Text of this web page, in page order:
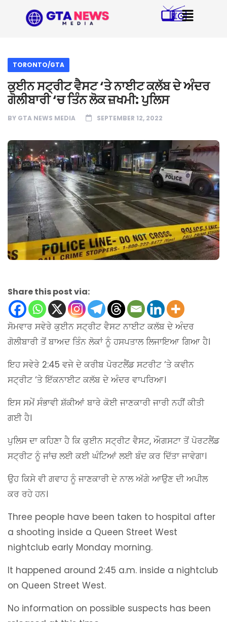
TORONTO/GTA
ਕੁਈਨ ਸਟ੍ਰੀਟ ਵੈਸਟ ‘ਤੇ ਨਾਈਟ ਕਲੱਬ ਦੇ ਅੰਦਰ
ਗੋਲੀਬਾਰੀ ‘ਚ ਤਿੰਨ ਲੋਕ ਜ਼ਖਮੀ: ਪੁਲਿਸ
BY GTA NEWS MEDIA SEPTEMBER 12, 2022
Share this post via:
ਸੋਮਵਾਰ ਸਵੇਰੇ ਕੁਈਨ ਸਟ੍ਰੀਟ ਵੈਸਟ ਨਾਈਟ ਕਲੱਬ ਦੇ ਅੰਦਰ
ਗੋਲੀਬਾਰੀ ਤੋਂ ਬਾਅਦ ਤਿੰਨ ਲੋਕਾਂ ਨੂੰ ਹਸਪਤਾਲ ਲਿਜਾਇਆ ਗਿਆ ਹੈ।
ਇਹ ਸਵੇਰੇ 2:45 ਵਜੇ ਦੇ ਕਰੀਬ ਪੋਰਟਲੈਂਡ ਸਟਰੀਟ ‘ਤੇ ਕਵੀਨ
ਸਟ੍ਰੀਟ ‘ਤੇ ਇੱਕਨਾਈਟ ਕਲੱਬ ਦੇ ਅੰਦਰ ਵਾਪਰਿਆ।
ਇਸ ਸਮੇਂ ਸੰਭਾਵੀ ਸ਼ੱਕੀਆਂ ਬਾਰੇ ਕੋਈ ਜਾਣਕਾਰੀ ਜਾਰੀ ਨਹੀਂ ਕੀਤੀ
ਗਈ ਹੈ।
ਪੁਲਿਸ ਦਾ ਕਹਿਣਾ ਹੈ ਕਿ ਕੁਈਨ ਸਟ੍ਰੀਟ ਵੈਸਟ, ਔਗਸਟਾ ਤੋਂ ਪੋਰਟਲੈਂਡ
ਸਟ੍ਰੀਟ ਨੂੰ ਜਾਂਚ ਲਈ ਕਈ ਘੰਟਿਆਂ ਲਈ ਬੰਦ ਕਰ ਦਿੱਤਾ ਜਾਵੇਗਾ।
ਉਹ ਕਿਸੇ ਵੀ ਗਵਾਹ ਨੂੰ ਜਾਣਕਾਰੀ ਦੇ ਨਾਲ ਅੱਗੇ ਆਉਣ ਦੀ ਅਪੀਲ
ਕਰ ਰਹੇ ਹਨ।
Three people have been taken to hospital after
a shooting inside a Queen Street West
nightclub early Monday morning.
It happened around 2:45 a.m. inside a nightclub
on Queen Street West.
No information on possible suspects has been